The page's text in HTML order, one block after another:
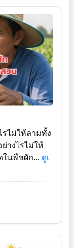
รไม่ให้ลามทั้ง
างไรไม่ให้
ในพืชผัก... ดูเ